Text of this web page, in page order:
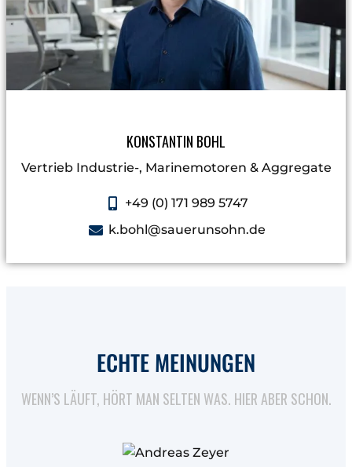
KONSTANTIN BOHL
Vertrieb Industrie-, Marinemotoren & Aggregate​
+49 (0) 171 989 5747
k.bohl@sauerunsohn.de
ECHTE MEINUNGEN
WENN’S LÄUFT, HÖRT MAN SELTEN WAS. HIER ABER SCHON.